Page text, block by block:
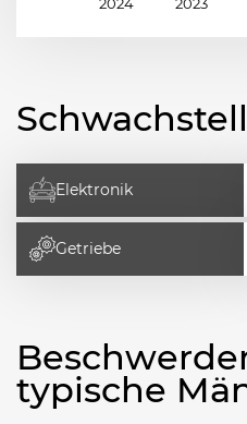
Elektronik
Getriebe
typische